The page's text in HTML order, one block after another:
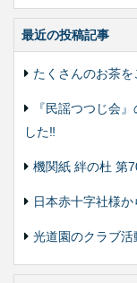
最近の投稿記事
たくさんのお茶
『民謡つつじ会
した‼️
機関紙 絆の杜 第
日本赤十字社様か
光道園のクラブ活